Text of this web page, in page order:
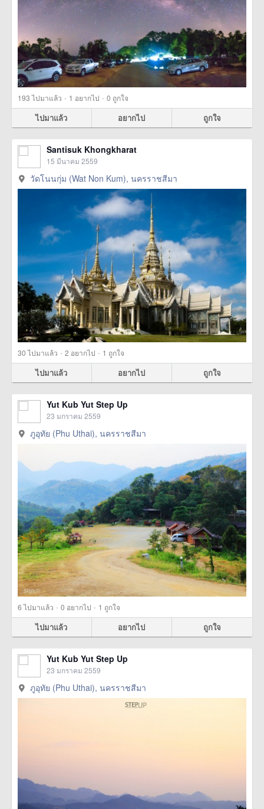
193ไปมาแล้ว · 1 อยากไป · 0 ถูกใจ
ไปมาแล้ว อยากไป ถูกใจ
Santisuk Khongkharat
15 มีนาคม 2559
วัดโนนกุ่ม (Wat Non Kum), นครราชสีมา
30ไปมาแล้ว · 2 อยากไป · 1 ถูกใจ
ไปมาแล้ว อยากไป ถูกใจ
Yut Kub Yut Step Up
23 มกราคม 2559
ภูอุทัย (Phu Uthai), นครราชสีมา
6ไปมาแล้ว · 0 อยากไป · 1 ถูกใจ
ไปมาแล้ว อยากไป ถูกใจ
Yut Kub Yut Step Up
23 มกราคม 2559
ภูอุทัย (Phu Uthai), นครราชสีมา